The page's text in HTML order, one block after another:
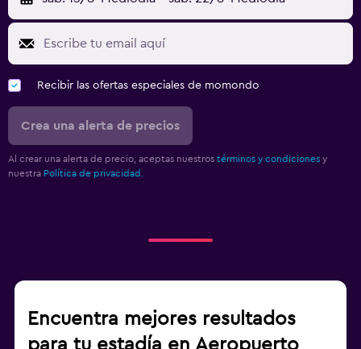
Recibir las ofertas especiales de momondo
Crea una alerta de precios
Al crear una alerta de precio, aceptas nuestros términos y condiciones y
nuestra Política de privacidad.
Encuentra mejores resultados